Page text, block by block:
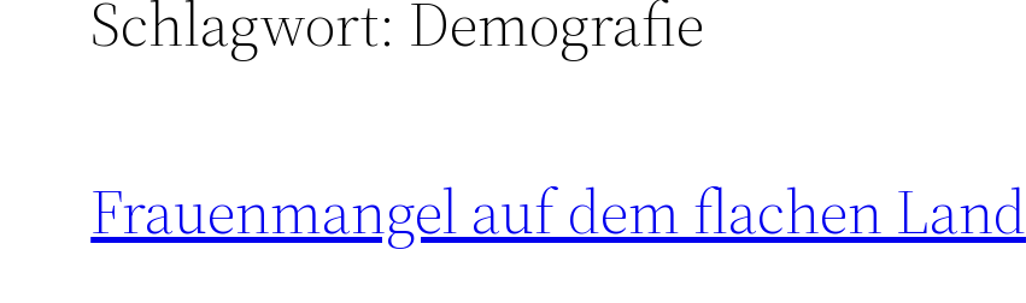
Schlagwort: Demografie
Frauenmangel auf dem flachen Land